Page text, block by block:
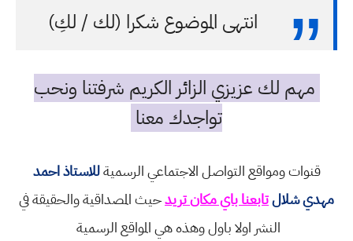
انتهى الموضوع شكرا (لك / لكِ)
مهم لك عزيزي الزائر الكريم شرفتنا ونحب
تواجدك معنا
قنوات ومواقع التواصل الاجتماعي الرسميةللاستاذ احمد
مهدي شلالتابعنا باي مكان تريدحيث المصداقية والحقيقة في
النشر اولا باول وهذه هي المواقع الرسمية